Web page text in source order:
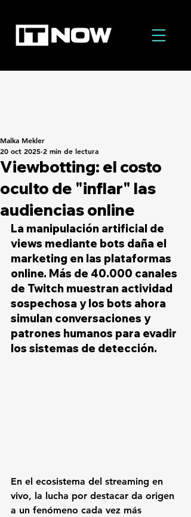
Viewbotting: el costo
oculto de "inflar" las
audiencias online
Malka Mekler
20 oct 2025 2 min de lectura
La manipulación artificial de
views mediante bots daña el
marketing en las plataformas
online. Más de 40.000 canales
de Twitch muestran actividad
sospechosa y los bots ahora
simulan conversaciones y
patrones humanos para evadir
los sistemas de detección.
En el ecosistema del streaming en
vivo, la lucha por destacar da origen
a un fenómeno cada vez más